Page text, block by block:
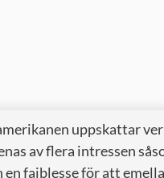
uppskattar
av flera intressen
faiblesse för att